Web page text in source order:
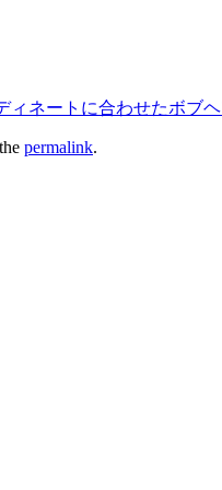
ネートに合わせたボブ
permalink.